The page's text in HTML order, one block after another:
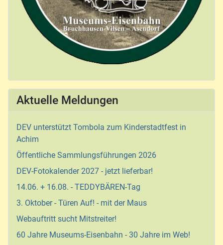
Aktuelle Meldungen
DEV unterstützt Tombola zum Kinderstadtfest in
Achim
Öffentliche Sammlungsführungen 2026
DEV-Fotokalender 2027 - jetzt lieferbar!
14.06. + 16.08. - TEDDYBÄREN-Tag
3. Oktober - Türen Auf! - mit der Maus
Webauftritt sucht Mitstreiter!
60 Jahre Museums-Eisenbahn - 30 Jahre im Web!